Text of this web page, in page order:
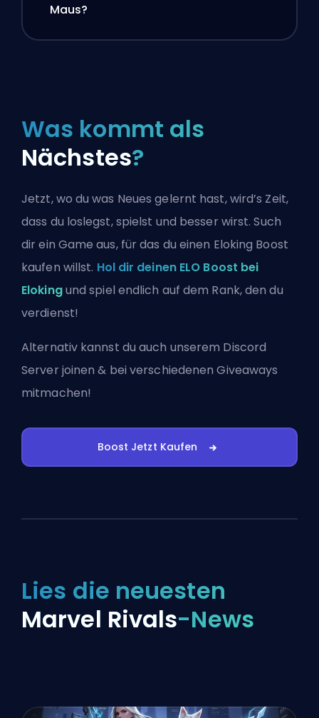
Maus?
Was kommt als
Nächstes?
Jetzt, wo du was Neues gelernt hast, wird’s Zeit,
dass du loslegst, spielst und besser wirst. Such
dir ein Game aus, für das du einen Eloking Boost
kaufen willst. Hol dir deinen ELO Boost bei
Elokingund spiel endlich auf dem Rank, den du
verdienst!
Alternativ kannst du auch unserem Discord
Server joinen & bei verschiedenen Giveaways
mitmachen!
Boost Jetzt Kaufen
Lies die neuesten
Marvel Rivals-News